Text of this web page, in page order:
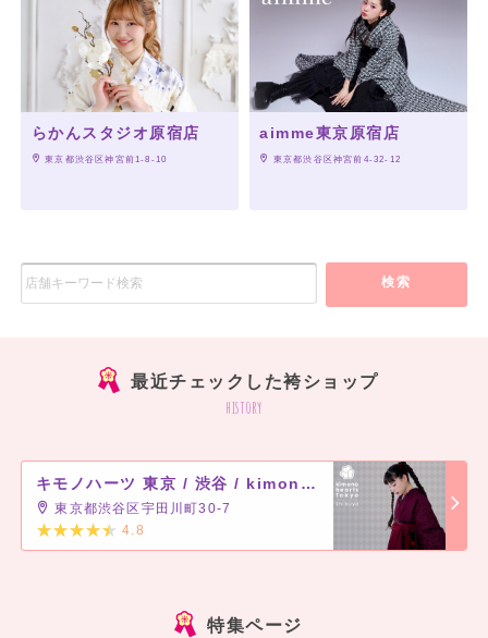
らかんスタジオ原宿店
東京都渋谷区神宮前1-8-10
aimme東京原宿店
東京都渋谷区神宮前4-32-12
検索
最近チェックした袴ショップ
history
キモノハーツ 東京 / 渋谷 / kimono hearts Tokyo-shibuya-
東京都渋谷区宇田川町30-7
4.8
特集ページ